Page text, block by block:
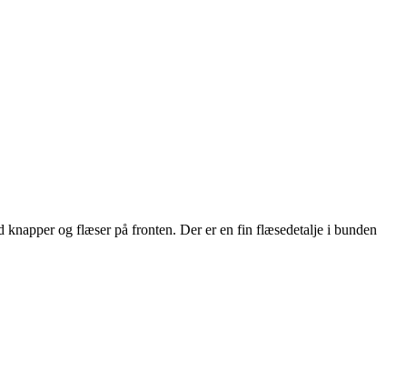
og flæser på fronten. Der er en fin flæsedetalje i bunden